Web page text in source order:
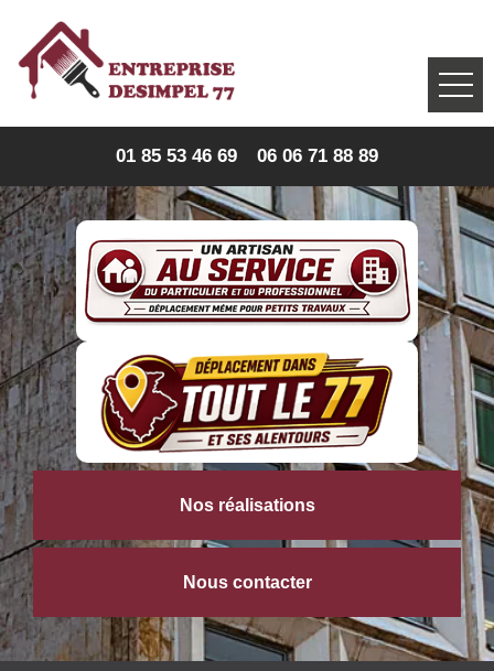
01 85 53 46 69 06 06 71 88 89
Nos réalisations
Nous contacter